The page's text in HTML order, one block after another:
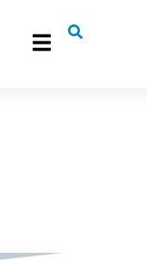
Aachen